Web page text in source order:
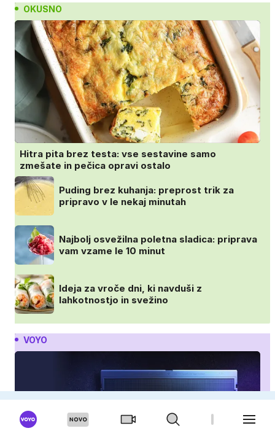
OKUSNO
Hitra pita brez testa: vse sestavine samo
zmešate in pečica opravi ostalo
Puding brez kuhanja: preprost trik za
pripravo v le nekaj minutah
Najbolj osvežilna poletna sladica: priprava
vam vzame le 10 minut
Ideja za vroče dni, ki navduši z
lahkotnostjo in svežino
VOYO